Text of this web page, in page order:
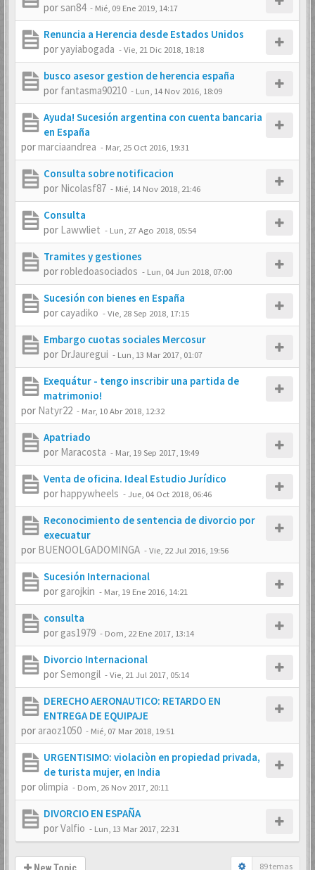
porsan84 - Mié, 09 Ene 2019, 14:17
Renuncia a Herencia desde Estados Unidos
poryayiabogada -Vie, 21 Dic 2018, 18:18
busco asesor gestion de herencia españa
por fantasma90210 - Lun, 14 Nov 2016, 18:09
Ayuda! Sucesión argentina con cuenta bancaria
en España
pormarciaandrea - Mar, 25 Oct 2016, 19:31
Consulta sobre notificacion
por Nicolasf87 - Mié, 14 Nov 2018, 21:46
Consulta
por Lawwliet - Lun, 27 Ago 2018, 05:54
Tramites y gestiones
porrobledoasociados - Lun, 04 Jun 2018, 07:00
Sucesión con bienes en España
por cayadiko -Vie, 28 Sep 2018, 17:15
Embargo cuotas sociales Mercosur
por DrJauregui - Lun, 13 Mar 2017, 01:07
Exequátur - tengo inscribir una partida de
matrimonio!
por Natyr22 - Mar, 10 Abr 2018, 12:32
Apatriado
por Maracosta - Mar, 19 Sep 2017, 19:49
Venta de oficina. Ideal Estudio Jurídico
porhappywheels -Jue, 04 Oct 2018, 06:46
Reconocimiento de sentencia de divorcio por
execuatur
por BUENOOLGADOMINGA -Vie, 22 Jul 2016, 19:56
Sucesión Internacional
por garojkin - Mar, 19 Ene 2016, 14:21
consulta
por gas1979 - Dom, 22 Ene 2017, 13:14
Divorcio Internacional
porSemongil -Vie, 21 Jul 2017, 05:14
DERECHO AERONAUTICO: RETARDO EN
ENTREGA DE EQUIPAJE
por araoz1050 - Mié, 07 Mar 2018, 19:51
URGENTISIMO: violaciòn en propiedad privada,
de turista mujer, en India
por olimpia - Dom, 26 Nov 2017, 20:11
DIVORCIO EN ESPAÑA
porValfio - Lun, 13 Mar 2017, 22:31
89 temas